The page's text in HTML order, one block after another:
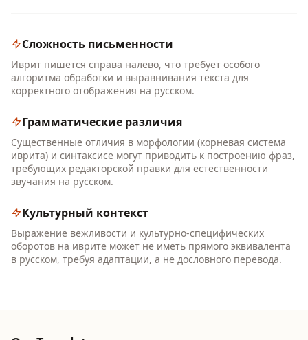
Сложность письменности
Иврит пишется справа налево, что требует особого
алгоритма обработки и выравнивания текста для
корректного отображения на русском.
Грамматические различия
Существенные отличия в морфологии (корневая система
иврита) и синтаксисе могут приводить к построению фраз,
требующих редакторской правки для естественности
звучания на русском.
Культурный контекст
Выражение вежливости и культурно-специфических
оборотов на иврите может не иметь прямого эквивалента
в русском, требуя адаптации, а не дословного перевода.